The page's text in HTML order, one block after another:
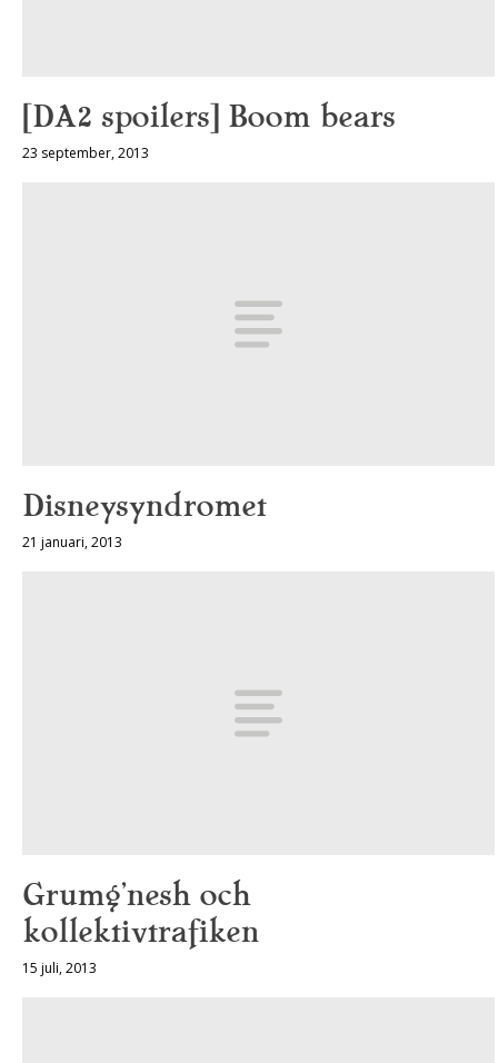
[DA2 spoilers] Boom bears
23 september, 2013
Disneysyndromet
21 januari, 2013
Grumg’nesh och
kollektivtrafiken
15 juli, 2013